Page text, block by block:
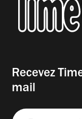
Recevez
mail
Entrez